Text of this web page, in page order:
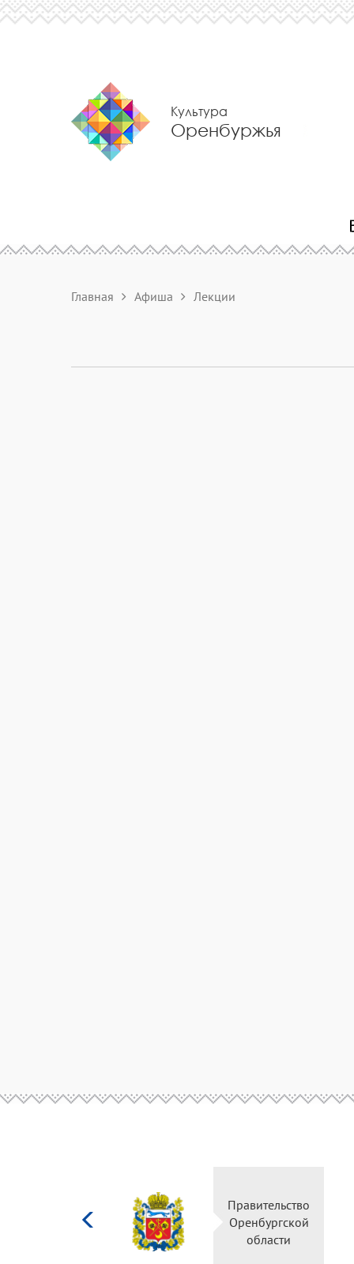
Культура
Оренбуржья
Главная Афиша Лекции
культуры
Российской
Правительство
Оренбургской
области